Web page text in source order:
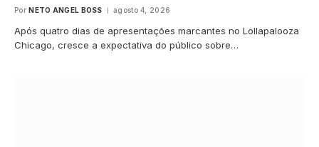
Por NETO ANGEL BOSS agosto 4, 2026
Após quatro dias de apresentações marcantes no Lollapalooza
Chicago, cresce a expectativa do público sobre…